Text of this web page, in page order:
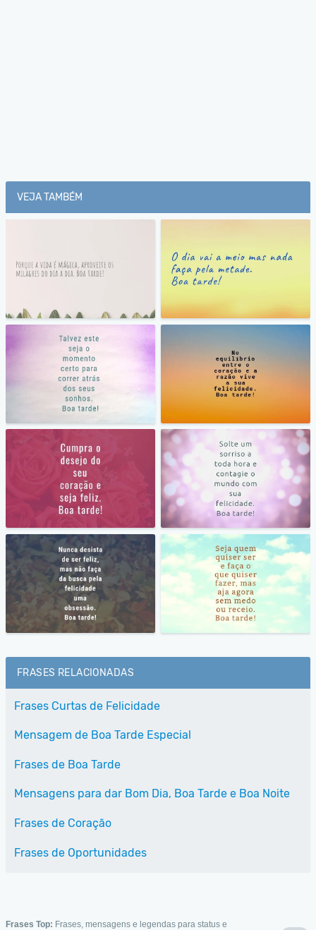
VEJA TAMBÉM
FRASES RELACIONADAS
Frases Curtas de Felicidade
Mensagem de Boa Tarde Especial
Frases de Boa Tarde
Mensagens para dar Bom Dia, Boa Tarde e Boa Noite
Frases de Coração
Frases de Oportunidades
Frases Top: Frases, mensagens e legendas para status e